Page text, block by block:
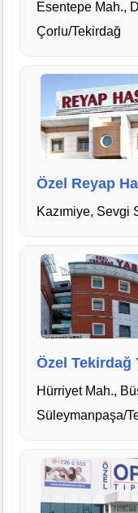
Esentepe Mah.,
Çorlu/Tekirdağ
Özel Reyap
Kazımiye, Sevgi
Özel Tekirdağ
Hürriyet Mah.,
Süleymanpaşa/